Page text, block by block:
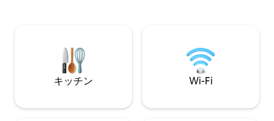
のレストラン、ショッピングセンター、
観光スポットまで10分 👨🏾‍🍳 プライベー
トシェフによる料理体験（オプション）
キッチン Wi-Fi